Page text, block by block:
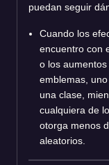
puedan seguir
Cuando los
encuentro con
o los
emblemas,
una clase,
cualquiera de
otorga menos
aleatorios.